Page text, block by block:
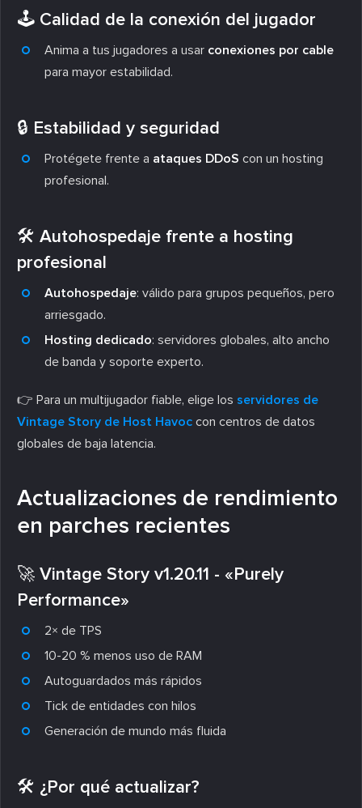
🕹️ Calidad de la conexión del jugador
Anima a tus jugadores a usar conexiones por cable
para mayor estabilidad.
🔒 Estabilidad y seguridad
Protégete frente a ataques DDoS con un hosting
profesional.
🛠️ Autohospedaje frente a hosting
profesional
Autohospedaje: válido para grupos pequeños, pero
arriesgado.
Hosting dedicado: servidores globales, alto ancho
de banda y soporte experto.
👉 Para un multijugador fiable, elige los servidores de
Vintage Story de Host Havoc con centros de datos
globales de baja latencia.
Actualizaciones de rendimiento
en parches recientes
🚀 Vintage Story v1.20.11 - «Purely
Performance»
2× de TPS
10-20 % menos uso de RAM
Autoguardados más rápidos
Tick de entidades con hilos
Generación de mundo más fluida
🛠️ ¿Por qué actualizar?